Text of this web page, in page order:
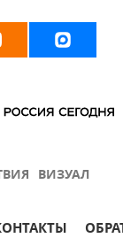
ВИЗУАЛ